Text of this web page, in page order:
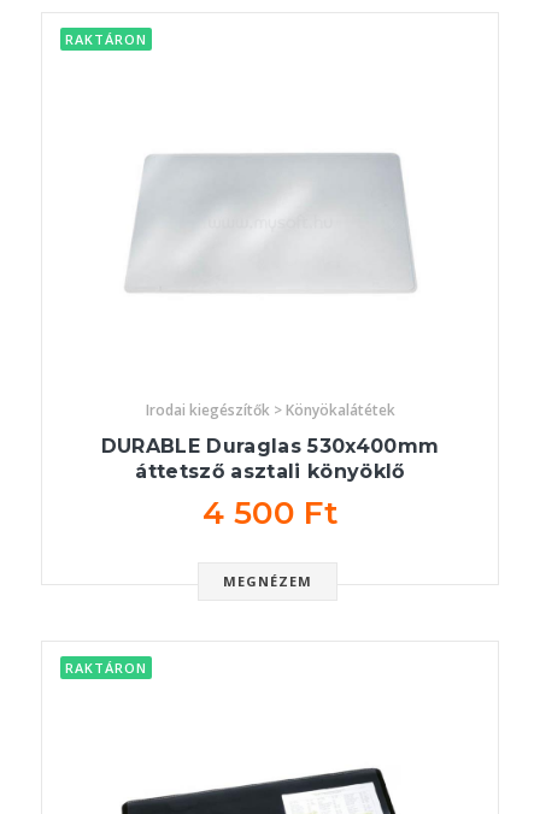
RAKTÁRON
Irodai kiegészítők > Könyökalátétek
DURABLE Duraglas 530x400mm
áttetsző asztali könyöklő
4 500 Ft
MEGNÉZEM
RAKTÁRON